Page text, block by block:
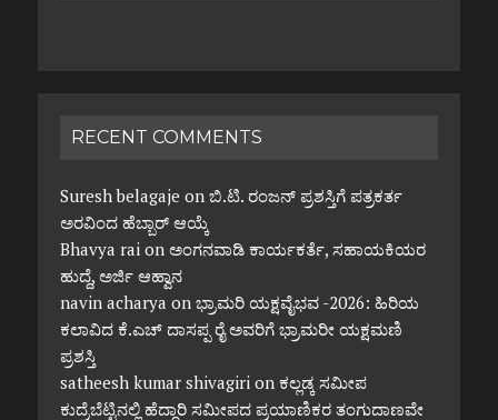
RECENT COMMENTS
Suresh belagaje on ಬಿ.ಟಿ. ರಂಜನ್ ಪ್ರಶಸ್ತಿಗೆ ಪತ್ರಕರ್ತ
ಅರವಿಂದ ಹೆಬ್ಬಾರ್ ಆಯ್ಕೆ
Bhavya raion ಅಂಗನವಾಡಿ ಕಾರ್ಯಕರ್ತೆ, ಸಹಾಯಕಿಯರ
ಹುದ್ದೆ, ಅರ್ಜಿ ಆಹ್ವಾನ
navin acharya on ಭ್ರಾಮರಿ ಯಕ್ಷವೈಭವ -2026: ಹಿರಿಯ
ಕಲಾವಿದ ಕೆ.ಎಚ್ ದಾಸಪ್ಪ ರೈ ಅವರಿಗೆ ಭ್ರಾಮರೀ ಯಕ್ಷಮಣಿ
ಪ್ರಶಸ್ತಿ
satheesh kumar shivagirion ಕಲ್ಲಡ್ಕ ಸಮೀಪ
ಕುದ್ರೆಬೆಟ್ಟಿನಲ್ಲಿ ಹೆದ್ದಾರಿ ಸಮೀಪದ ಪ್ರಯಾಣಿಕರ ತಂಗುದಾಣವೇ